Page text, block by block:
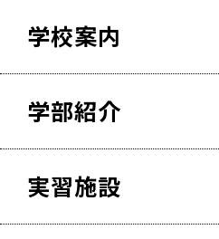
学校案内
学部紹介
実習施設